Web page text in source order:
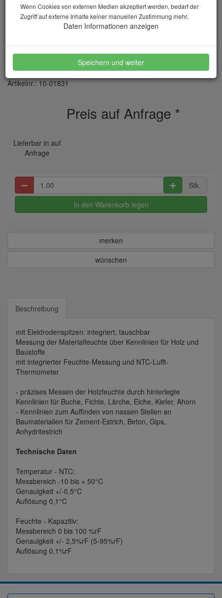
Holz-/Materialfeuchte-Messer Testo 606-2
Artikelnr.: 10-01831
Preis auf Anfrage *
Lieferbar in auf
Anfrage
Stk.
in den Warenkorb legen
merken
wünschen
Beschreibung
mit Elektrodenspitzen: integriert, tauschbar
Messung der Materialfeuchte über Kennlinien für Holz und
Baustoffe
mit integrierter Feuchte-Messung und NTC-Lufft-
Thermometer
- präzises Messen der Holzfeuchte durch hinterlegte
Kennlinien für Buche, Fichte, Lärche, Eiche, Kiefer, Ahorn
- Kennlinien zum Auffinden von nassen Stellen an
Baumaterialien für Zement-Estrich, Beton, Gips,
Anhydritestrich
Technische Daten
Temperatur - NTC:
Messbereich -10 bis + 50°C
Genauigkeit +/-0,5°C
Auflösung 0,1°C
Feuchte - Kapazitiv:
Messbereich 0 bis 100 %rF
Genauigkeit +/- 2,5%rF (5-95%rF)
Auflösung 0,1%rF
Wenn Cookies von externen Medien akzeptiert werden, bedarf der
Zugriff auf externe Inhalte keiner manuellen Zustimmung mehr.
Daten Informationen anzeigen
Speichern und weiter